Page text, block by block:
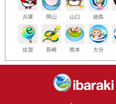
兵庫 岡山 山口 徳島
佐賀 長崎 熊本 大分